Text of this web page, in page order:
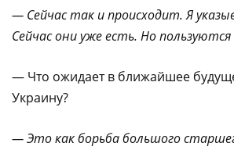
— Сейчас так и происходит. Я
Сейчас они уже есть. Но пользуются
— Что ожидает в ближайшее
Украину?
— Это как борьба большого